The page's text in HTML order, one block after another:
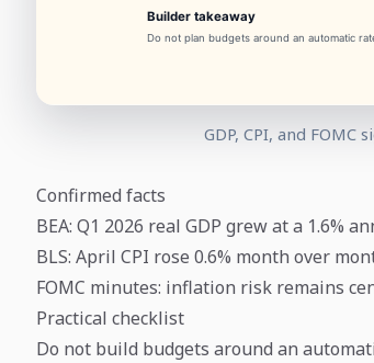
GDP, CPI, and FOMC
Confirmed facts
BEA: Q1 2026 real GDP grew at a 1.6%
BLS: April CPI rose 0.6% month over
FOMC minutes: inflation risk remains
Practical checklist
Do not build budgets around an